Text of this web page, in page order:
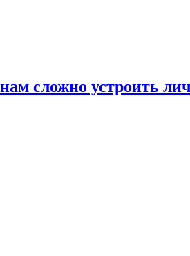
сложно устроить